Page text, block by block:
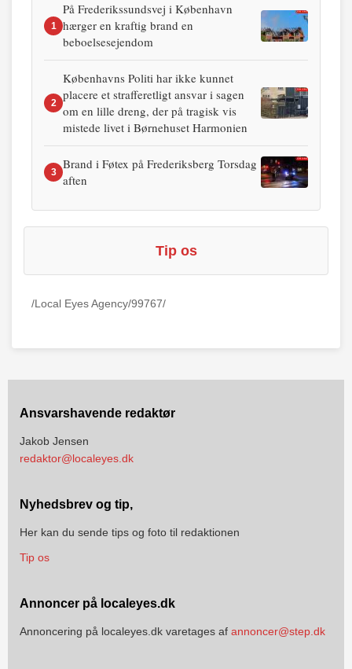
1
På Frederikssundsvej i København
hærger en kraftig brand en
beboelsesejendom
2
Københavns Politi har ikke kunnet
placere et strafferetligt ansvar i sagen
om en lille dreng, der på tragisk vis
mistede livet i Børnehuset Harmonien
3
Brand i Føtex på Frederiksberg Torsdag
aften
Tip os
/Local Eyes Agency/99767/
Ansvarshavende redaktør
Jakob Jensen
redaktor@localeyes.dk
Nyhedsbrev og tip,
Her kan du sende tips og foto til redaktionen
Tip os
Annoncer på localeyes.dk
Annoncering på localeyes.dk varetages af annoncer@step.dk